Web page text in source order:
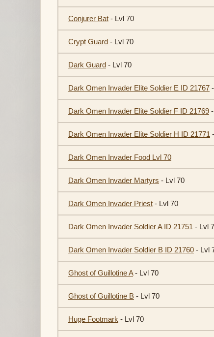
Conjurer Bat - Lvl 70
Crypt Guard - Lvl 70
Dark Guard - Lvl 70
Dark Omen Invader Elite Soldier E ID 21767
Dark Omen Invader Elite Soldier F ID 21769
Dark Omen Invader Elite Soldier H ID 21771
Dark Omen Invader Food Lvl 70
Dark Omen Invader Martyrs - Lvl 70
Dark Omen Invader Priest - Lvl 70
Dark Omen Invader Soldier A ID 21751 - Lvl
Dark Omen Invader Soldier B ID 21760 - Lvl
Ghost of Guillotine A- Lvl 70
Ghost of Guillotine B - Lvl 70
Huge Footmark - Lvl 70